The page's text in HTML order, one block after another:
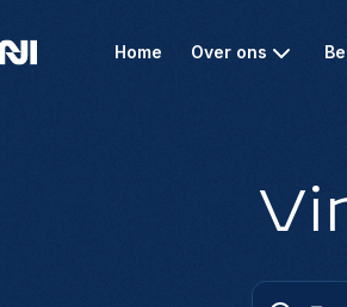
Home Over ons